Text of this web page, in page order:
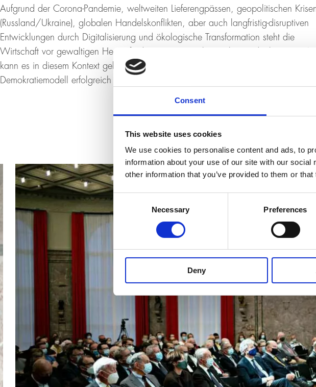
Consent
This website uses cookies
We use cookies to personalise content and ads, to
information about your use of our site with our
other information that you’ve provided to them or
Selection
Necessary Preferences
Deny
Aufgrund der Corona-Pandemie, weltweiten Lieferengpässen, geopolitischen
(Russland/Ukraine), globalen Handelskonflikten, aber auch langfristig-disruptiven
Entwicklungen durch Digitalisierung und ökologische Transformation steht die
Wirtschaft vor gewaltigen Herausforderungen mit vielen Risiken und Chancen. Wie
kann es in diesem Kontext gelingen, das Europäische Wohlstands- und
Demokratiemodell erfolgreich zu behaupten?